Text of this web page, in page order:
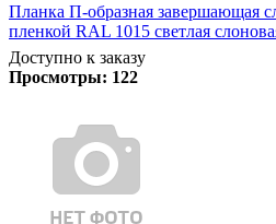
Планка П-образная завершающая
пленкой RAL 1015 светлая
Доступно к заказу
Просмотры: 122